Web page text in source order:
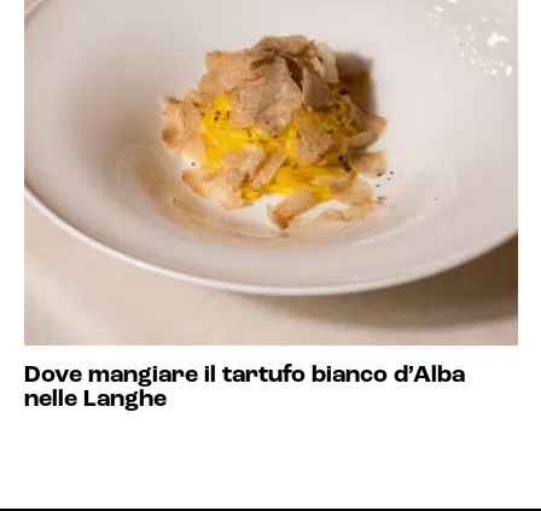
Dove mangiare il tartufo bianco d’Alba
nelle Langhe